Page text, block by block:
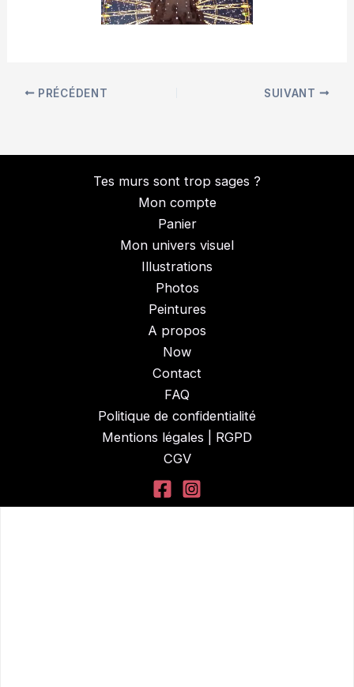
PRÉCÉDENT SUIVANT
Tes murs sont trop sages ?
Mon compte
Panier
Mon univers visuel
Illustrations
Photos
Peintures
A propos
Now
Contact
FAQ
Politique de confidentialité
Mentions légales | RGPD
CGV